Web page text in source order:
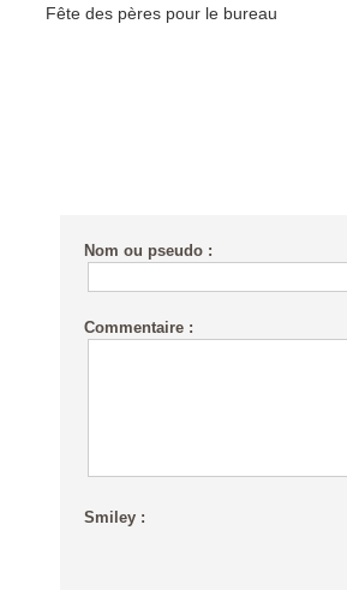
Fête des pères pour le bureau
Nom ou pseudo :
Commentaire :
Smiley :